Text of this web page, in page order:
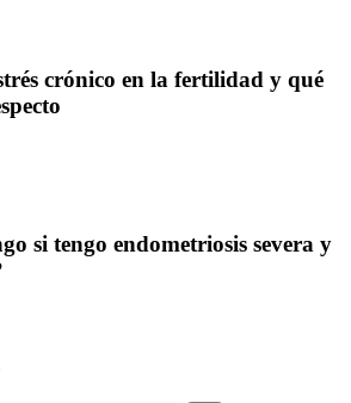
crónico en la fertilidad y qué
si tengo endometriosis severa y